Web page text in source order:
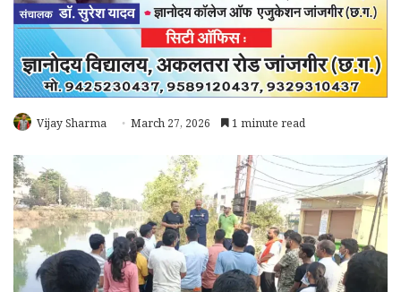
Vijay Sharma March 27, 2026 1 minute read